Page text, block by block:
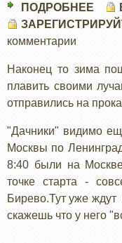
ПОДРОБНЕЕ
комментарии
Наконец то зима
плавить своими
отправились на
"Дачники" видимо
Москвы по
8:40 были на
точке старта -
Бирево.Тут уже
скажешь что у него